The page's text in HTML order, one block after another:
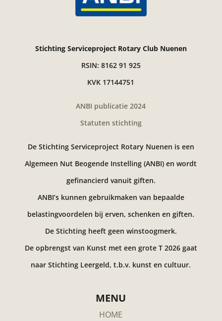
Stichting Serviceproject Rotary Club Nuenen
RSIN: 8162 91 925
KVK 17144751
ANBI publicatie 2024
Statuten stichting
De Stichting Serviceproject Rotary Nuenen is een
Algemeen Nut Beogende Instelling (ANBI) en wordt
gefinancierd vanuit giften.
ANBI’s kunnen gebruikmaken van bepaalde
belastingvoordelen bij erven, schenken en giften.
De Stichting heeft geen winstoogmerk.
De opbrengst van Kunst met een grote T 2026 gaat
naar Stichting Leergeld, t.b.v. kunst en cultuur.
MENU
HOME